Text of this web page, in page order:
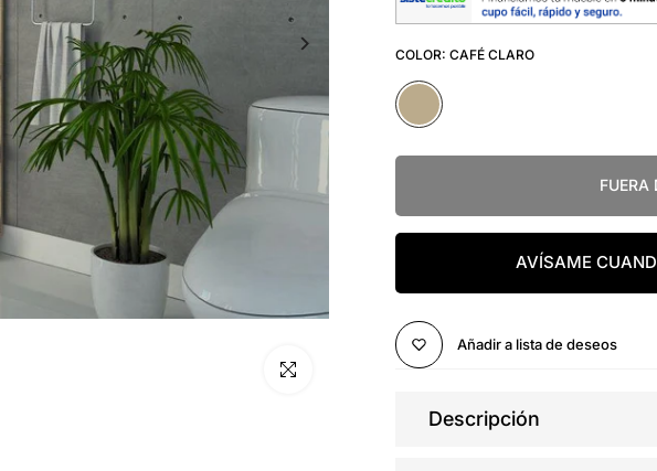
Click para alargar
COLOR: CAFÉ CLARO
FUERA
AVÍSAME
Añadir a lista de deseos
Descripción